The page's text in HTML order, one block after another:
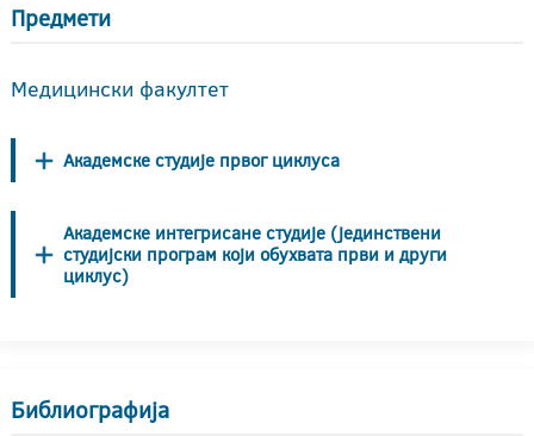
Предмети
Медицински факултет
Академске студије првог циклуса
Академске интегрисане студије (јединствени
студијски програм који обухвата први и други
циклус)
Библиографија